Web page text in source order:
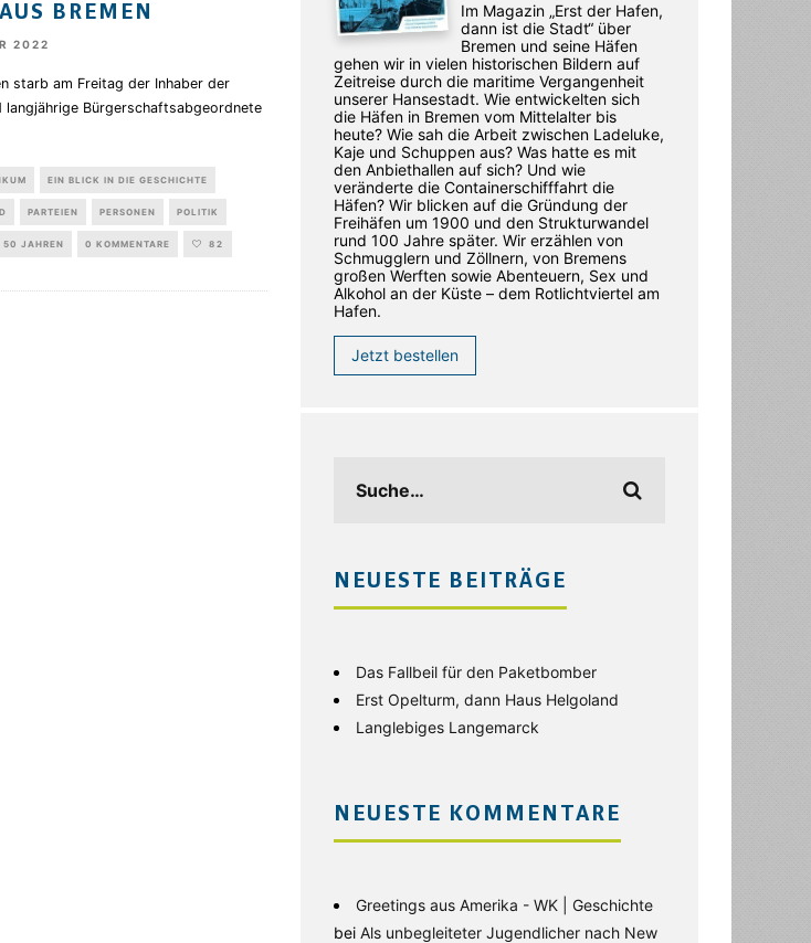
BREMEN
2022
starb am Freitag der Inhaber der
langjährige Bürgerschaftsabgeordnete
EIN BLICK IN DIE GESCHICHTE
PARTEIEN PERSONEN POLITIK
50 JAHREN 0 KOMMENTARE 82
Im Magazin „Erst der Hafen,
dann ist die Stadt“ über
Bremen und seine Häfen
gehen wir in vielen historischen Bildern auf
Zeitreise durch die maritime Vergangenheit
unserer Hansestadt. Wie entwickelten sich
die Häfen in Bremen vom Mittelalter bis
heute? Wie sah die Arbeit zwischen Ladeluke,
Kaje und Schuppen aus? Was hatte es mit
den Anbiethallen auf sich? Und wie
veränderte die Containerschifffahrt die
Häfen? Wir blicken auf die Gründung der
Freihäfen um 1900 und den Strukturwandel
rund 100 Jahre später. Wir erzählen von
Schmugglern und Zöllnern, von Bremens
großen Werften sowie Abenteuern, Sex und
Alkohol an der Küste – dem Rotlichtviertel am
Hafen.
Jetzt bestellen
NEUESTE BEITRÄGE
Das Fallbeil für den Paketbomber
Erst Opelturm, dann Haus Helgoland
Langlebiges Langemarck
NEUESTE KOMMENTARE
Greetings aus Amerika - WK | Geschichte
bei Als unbegleiteter Jugendlicher nach New